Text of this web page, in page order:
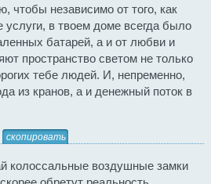
независимо от того, как
в твоем доме всегда было
батарей, а и от любви и
пространство светом не только
тебе людей. И, непременно,
из кранов, а и денежный поток в
скопировать
колоссальные воздушные замки